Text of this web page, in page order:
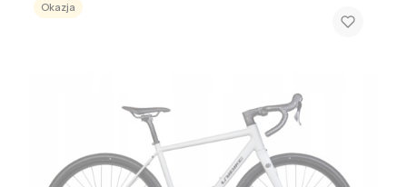
Okazja